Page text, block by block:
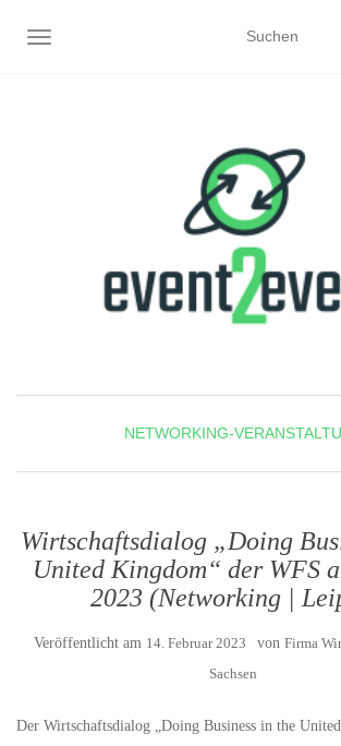
NAVIGATION UMSCHALTEN
NETWORKING-
Wirtschaftsdialog „Doing
United Kingdom“ der WFS
2023 (Networking |
Veröffentlicht am 14. Februar 2023 von Firma
Sachsen
Der Wirtschaftsdialog „Doing Business in the